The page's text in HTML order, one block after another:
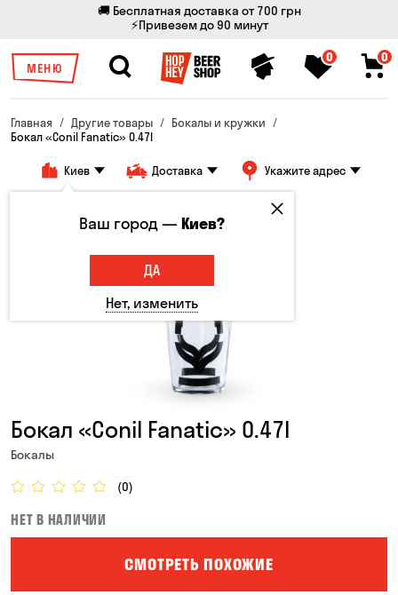
🚚 Бесплатная доставка от 700 грн
⚡Привезем до 90 минут
МЕНЮ
0 0
Главная Другие товары
Бокалы и кружки
Бокал «Conil Fanatic» 0.47l
Киев Доставка Укажите адрес
Бокал «Conil Fanatic» 0.47l
Бокалы
(0)
НЕТ В НАЛИЧИИ
СМОТРЕТЬ ПОХОЖИЕ
Ваш город —Киев?
ДА
Нет, изменить